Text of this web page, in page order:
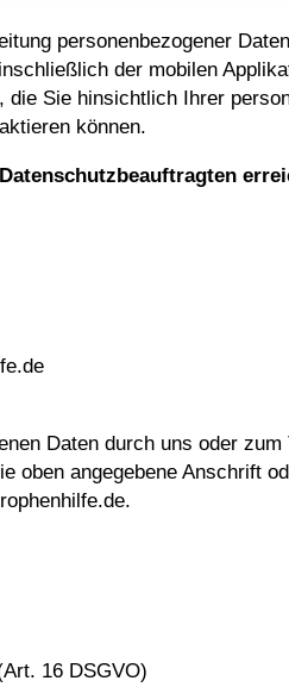
personenbezogener
der mobilen
die Sie hinsichtlich Ihrer
können.
Daten durch uns oder zum
oben angegebene Anschrift
16 DSGVO)